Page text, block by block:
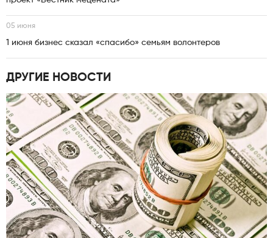
05 июня
1 июня бизнес сказал «спасибо» семьям волонтеров
ДРУГИЕ НОВОСТИ